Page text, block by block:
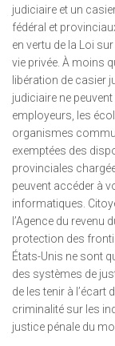
judiciaire et un
fédéral et
en vertu de la Loi
vie privée. À moins
libération de casier
judiciaire ne
employeurs, les
organismes
exemptées des
provinciales
peuvent accéder à
informatiques.
l’Agence du revenu
protection des
États-Unis ne sont
des systèmes de
de les tenir à l’écart
criminalité sur les
justice pénale du